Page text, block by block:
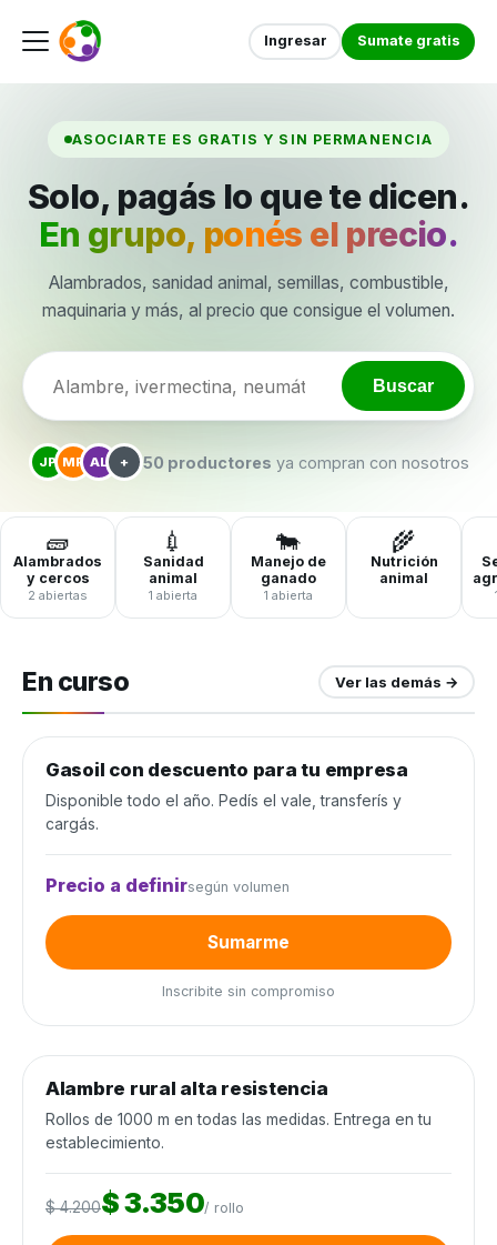
Ingresar Sumate gratis
ASOCIARTE ES GRATIS Y SIN PERMANENCIA
Solo, pagás lo que te dicen.
En grupo, ponés el precio.
Alambrados, sanidad animal, semillas, combustible,
maquinaria y más, al precio que consigue el volumen.
Buscar
JP MR AL + 50 productores ya compran con nosotros
🧱
Alambrados
y cercos
2 abiertas
💉
Sanidad
animal
1 abierta
🐄
Manejo de
ganado
1 abierta
🌾
Nutrición
animal
En curso Ver las demás →
Combustible y lubricantes
Gasoil con descuento para tu empresa
Disponible todo el año. Pedís el vale, transferís y
cargás.
Precio a definirsegún volumen
Sumarme
Inscribite sin compromiso
Alambrados y cercos
Alambre rural alta resistencia
Rollos de 1000 m en todas las medidas. Entrega en tu
establecimiento.
$ 4.200$ 3.350/ rollo